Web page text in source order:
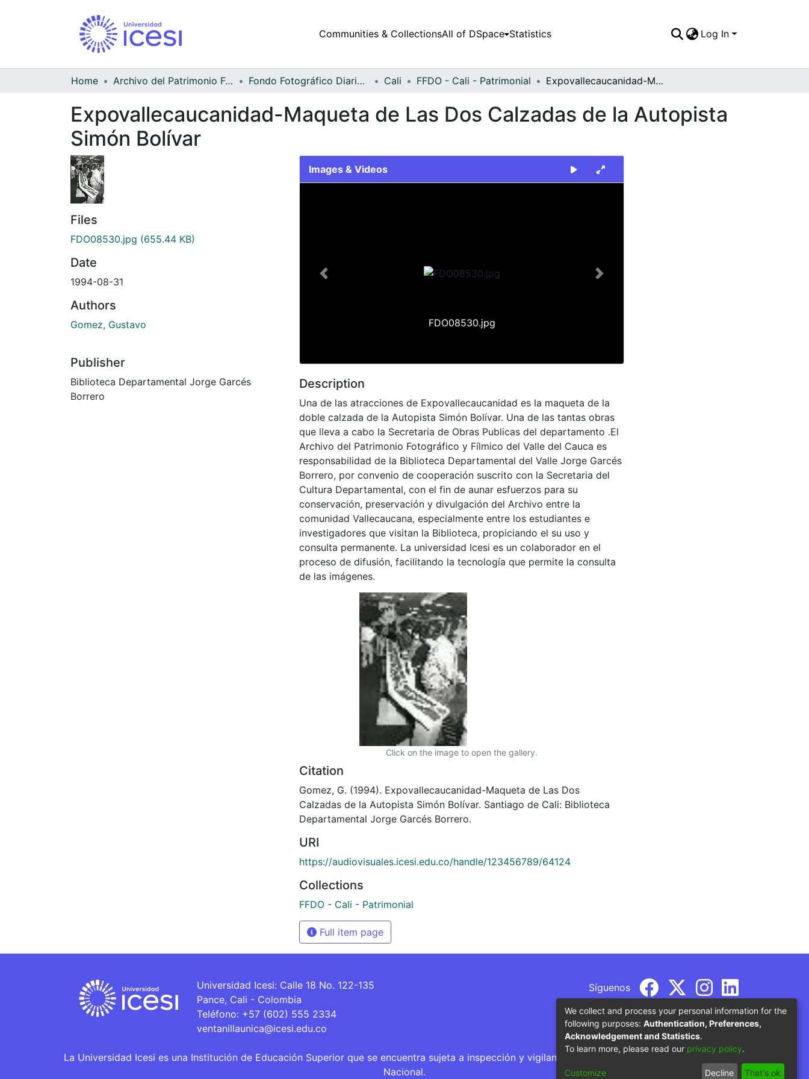
Communities & CollectionsAll of DSpace Statistics Log In
Home Archivo del Patrimonio Fotográfico y Fílmico del Valle del Cauca Fondo Fotográfico Diario Occidente Cali FFDO - Cali - Patrimonial Expovallecaucanidad-Maqueta de Las Dos Calzadas de la Autopista Simón Bolívar
Expovallecaucanidad-Maqueta de Las Dos Calzadas de la Autopista
Simón Bolívar
Files
FDO08530.jpg (655.44 KB)
Date
1994-08-31
Authors
Gomez, Gustavo
Publisher
Biblioteca Departamental Jorge Garcés
Borrero
Images & Videos
FDO08530.jpg
Previous Next
Description
Una de las atracciones de Expovallecaucanidad es la maqueta de la
doble calzada de la Autopista Simón Bolívar. Una de las tantas obras
que lleva a cabo la Secretaria de Obras Publicas del departamento .El
Archivo del Patrimonio Fotográfico y Fílmico del Valle del Cauca es
responsabilidad de la Biblioteca Departamental del Valle Jorge Garcés
Borrero, por convenio de cooperación suscrito con la Secretaria del
Cultura Departamental, con el fin de aunar esfuerzos para su
conservación, preservación y divulgación del Archivo entre la
comunidad Vallecaucana, especialmente entre los estudiantes e
investigadores que visitan la Biblioteca, propiciando el su uso y
consulta permanente. La universidad Icesi es un colaborador en el
proceso de difusión, facilitando la tecnología que permite la consulta
de las imágenes.
Click on the image to open the gallery.
Citation
Gomez, G. (1994). Expovallecaucanidad-Maqueta de Las Dos
Calzadas de la Autopista Simón Bolívar. Santiago de Cali: Biblioteca
Departamental Jorge Garcés Borrero.
URI
https://audiovisuales.icesi.edu.co/handle/123456789/64124
Collections
FFDO - Cali - Patrimonial
Full item page
Universidad Icesi: Calle 18 No. 122-135
Pance, Cali - Colombia
Teléfono: +57 (602) 555 2334
ventanillaunica@icesi.edu.co
Síguenos
La Universidad Icesi es una Institución de Educación Superior que se encuentra sujeta a inspección y vigilancia por parte del Ministerio de Educación
Nacional.
We collect and process your personal information for the
following purposes: Authentication, Preferences,
Acknowledgement and Statistics.
To learn more, please read our privacy policy.
Customize Decline That's ok